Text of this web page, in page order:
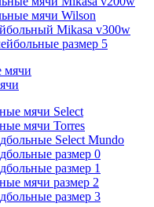
мячи Wilson
Mikasa v300w
размер 5
мячи Select
мячи Torres
Select Mundo
размер 0
размер 1
мячи размер 2
размер 3